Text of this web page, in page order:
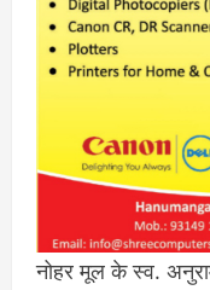
नोहर मूल के स्व.